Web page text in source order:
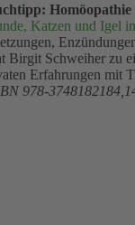
Katzen und Igel
Schweiher zu
Erfahrungen mit
978-